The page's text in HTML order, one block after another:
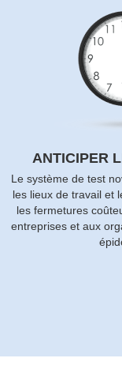
ANTICIPER
Le système de test
les lieux de travail et
les fermetures
entreprises et aux